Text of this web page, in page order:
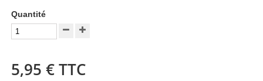
Quantité
5,95 €TTC